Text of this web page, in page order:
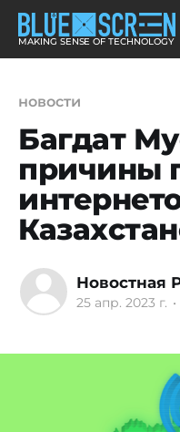
MAKING SENSE OF TECHNOLOGY
новости
Багдат
причины
Новостная
25 апр. 2023 г. •